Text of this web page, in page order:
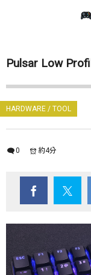
Pulsar Low
HARDWARE / TOOL
0 約4分
アセットコルサ
マインクラフト
PC関係雑記
PCアクセサリー
キーボード・マウス